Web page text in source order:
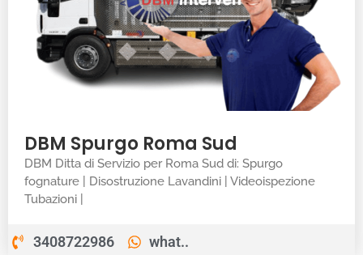
DBM Spurgo Roma Sud
DBM Ditta di Servizio per Roma Sud di: Spurgo
fognature | Disostruzione Lavandini | Videoispezione
Tubazioni |
3408722986 what..